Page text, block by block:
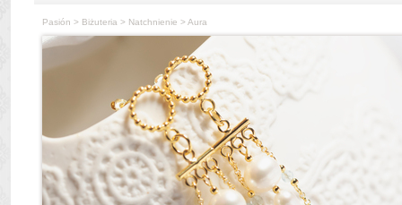
Pasión > Biżuteria > Natchnienie >Aura